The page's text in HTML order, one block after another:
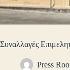
Συναλλαγές
Press